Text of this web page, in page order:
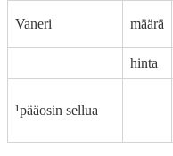
Vaneri määrä
hinta
¹pääosin sellua